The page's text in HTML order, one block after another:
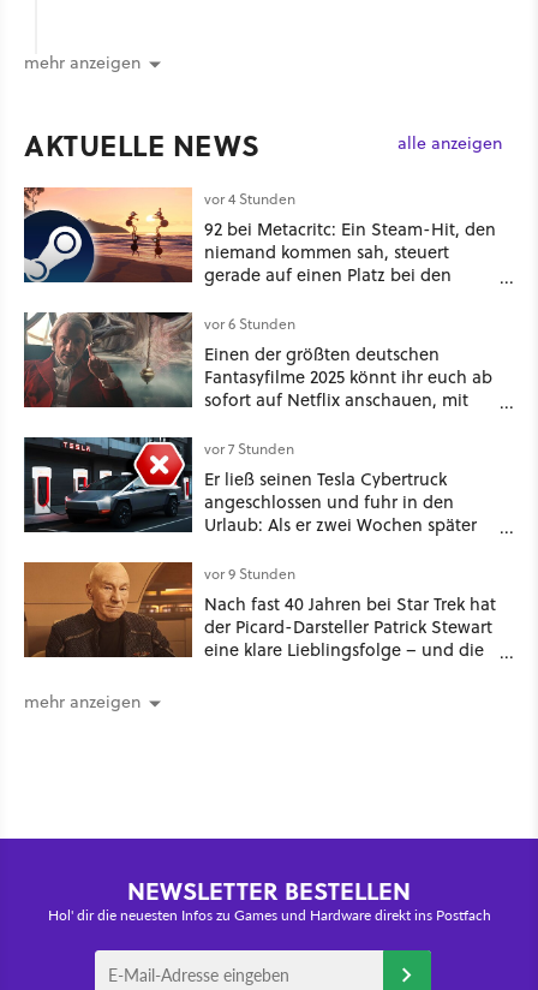
mehr anzeigen
AKTUELLE NEWS alle anzeigen
vor 4 Stunden
92 bei Metacritc: Ein Steam-Hit, den
niemand kommen sah, steuert
gerade auf einen Platz bei den
vor 6 Stunden
Einen der größten deutschen
Fantasyfilme 2025 könnt ihr euch ab
sofort auf Netflix anschauen, mit
vor 7 Stunden
Er ließ seinen Tesla Cybertruck
angeschlossen und fuhr in den
Urlaub: Als er zwei Wochen später
mehr an [Best of GameStar]
vor 9 Stunden
Nach fast 40 Jahren bei Star Trek hat
der Picard-Darsteller Patrick Stewart
eine klare Lieblingsfolge – und die
mehr anzeigen
NEWSLETTER BESTELLEN
Hol' dir die neuesten Infos zu Games und Hardware direkt ins Postfach